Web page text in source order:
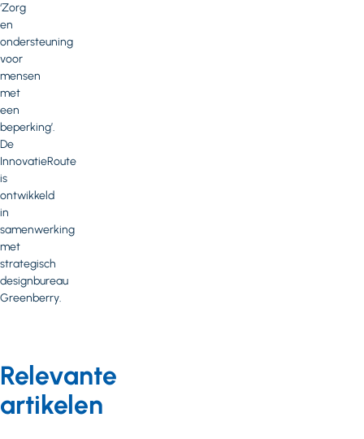
‘Zorg
en
ondersteuning
voor
mensen
met
een
beperking’.
De
InnovatieRoute
is
ontwikkeld
in
samenwerking
met
strategisch
designbureau
Greenberry.
Relevante
artikelen